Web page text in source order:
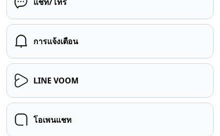
การแจ้งเตือน
LINE VOOM
โอเพนแชท